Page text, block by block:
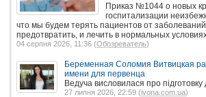
Приказ №1044 о новых
госпитализации
что мы будем терять пациентов от
предотвратить, и лечить в нормальных
04 серпня 2026, 11:36 (Обозреватель)
Беременная Соломия Витвицкая
имени для первенца
Ведуча висловилася про підготовку
27 липня 2026, 22:59 (ivona.com.ua)